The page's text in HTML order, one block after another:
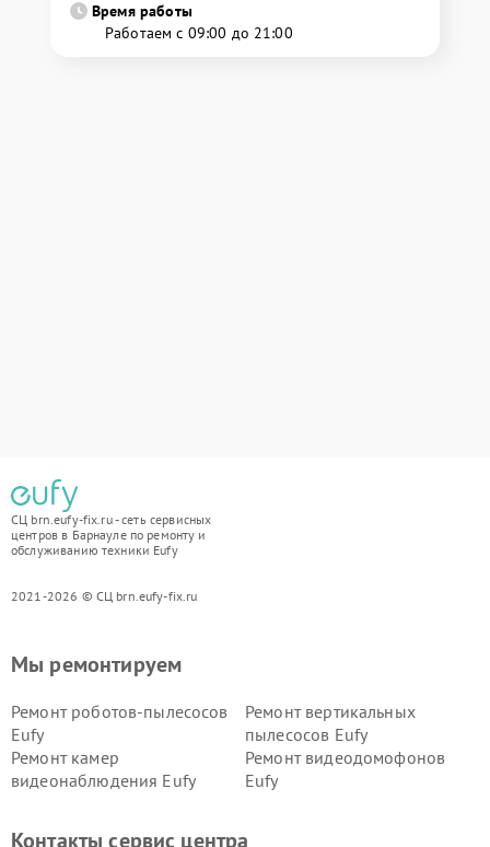
Время работы
Работаем с 09:00 до 21:00
СЦ brn.eufy-fix.ru - сеть сервисных
центров в Барнауле по ремонту и
обслуживанию техники Eufy
2021-2026 © СЦ brn.eufy-fix.ru
Мы ремонтируем
Ремонт роботов-пылесосов
Eufy
Ремонт вертикальных
пылесосов Eufy
Ремонт камер
видеонаблюдения Eufy
Ремонт видеодомофонов
Eufy
Контакты сервис центра